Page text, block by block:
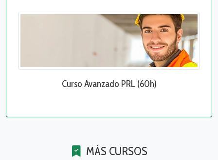
Curso Avanzado PRL (60h)
MÁS CURSOS